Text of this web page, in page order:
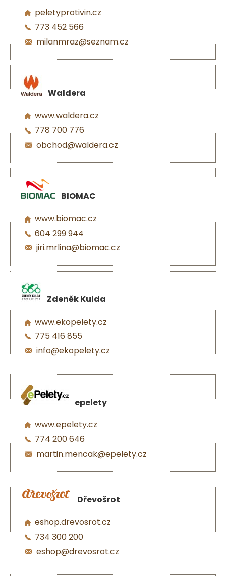
peletyprotivin.cz
773 452 566
milanmraz@seznam.cz
Waldera
www.waldera.cz
778 700 776
obchod@waldera.cz
BIOMAC
www.biomac.cz
604 299 944
jiri.mrlina@biomac.cz
Zdeněk Kulda
www.ekopelety.cz
775 416 855
info@ekopelety.cz
epelety
www.epelety.cz
774 200 646
martin.mencak@epelety.cz
Dřevošrot
eshop.drevosrot.cz
734 300 200
eshop@drevosrot.cz